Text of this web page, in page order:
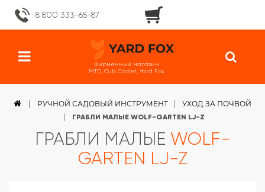
8 800 333-65-87
Фирменный магазин
MTD, Cub Cadet, Yard Fox
РУЧНОЙ САДОВЫЙ ИНСТРУМЕНТ УХОД ЗА ПОЧВОЙ
ГРАБЛИ МАЛЫЕ WOLF-GARTEN LJ-Z
ГРАБЛИ МАЛЫЕ WOLF-
GARTEN LJ-Z